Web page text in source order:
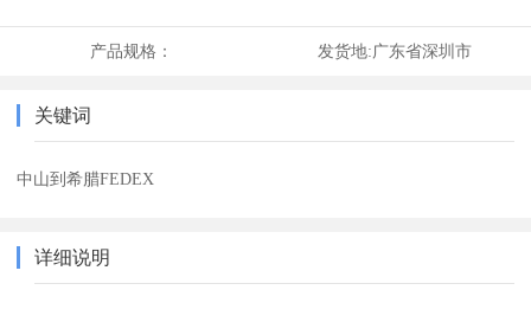
产品规格： 发货地:广东省深圳市
关键词
中山到希腊FEDEX
详细说明